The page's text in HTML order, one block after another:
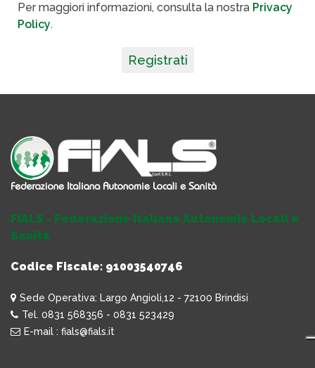
Per maggiori informazioni, consulta la nostra Privacy
Policy.
Registrati
FIALS - Federazione Italiana Autonomie Locali e
Sanità
Codice Fiscale: 91003540746
Sede Operativa: Largo Angioli,12 - 72100 Brindisi
Tel. 0831 568356 - 0831 523429
E-mail : fials@fials.it